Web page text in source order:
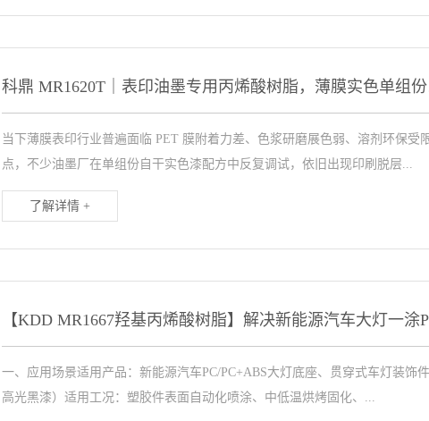
当下薄膜表印行业普遍面临 PET 膜附着力差、色浆研磨展色弱、溶剂环保受
点，不少油墨厂在单组份自干实色漆配方中反复调试，依旧出现印刷脱层...
了解详情 +
一、应用场景适用产品：新能源汽车PC/PC+ABS大灯底座、贯穿式车灯装饰
高光黑漆）适用工况：塑胶件表面自动化喷涂、中低温烘烤固化、...